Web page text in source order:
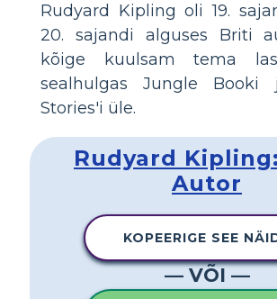
Rudyard Kipling oli 19.
20. sajandi alguses Briti
kõige kuulsam tema
sealhulgas Jungle
Stories'i üle.
Rudyard
Autor
KOPEERIGE SEE
— VÕI —